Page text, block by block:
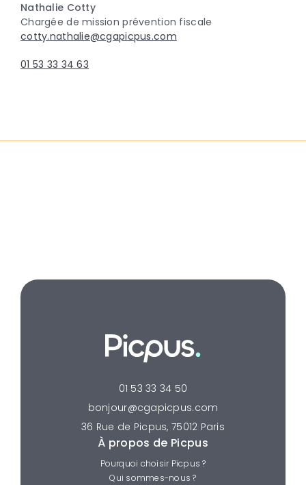
Nathalie Cotty
Chargée de mission prévention fiscale
cotty.nathalie@cgapicpus.com
01 53 33 34 63
01 53 33 34 50
bonjour@cgapicpus.com
36 Rue de Picpus, 75012 Paris
À propos de Picpus
Pourquoi choisir Picpus ?
Qui sommes-nous ?